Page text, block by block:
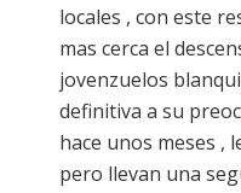
locales , con este
mas cerca el
jovenzuelos
definitiva a su
hace unos meses ,
pero llevan una